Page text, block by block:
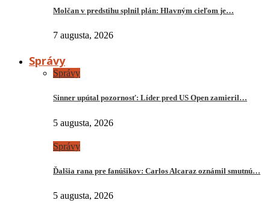
Molčan v predstihu splnil plán: Hlavným cieľom je…
7 augusta, 2026
Správy
Správy
Sinner upútal pozornosť: Líder pred US Open zamieril…
5 augusta, 2026
Správy
Ďalšia rana pre fanúšikov: Carlos Alcaraz oznámil smutnú…
5 augusta, 2026